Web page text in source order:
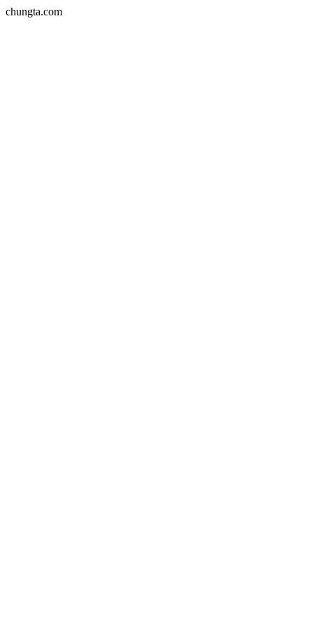
chungta.com